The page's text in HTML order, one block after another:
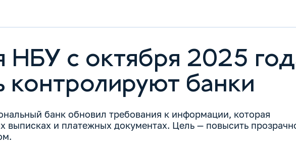
НБУ с октября 2025
контролируют банки
банк обновил требования к информации, которая
выписках и платежных документах. Цель — повысить